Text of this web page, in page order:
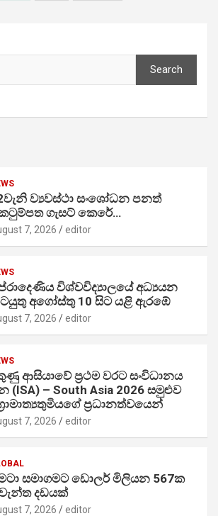
Search
ව්‍යවස්ථා සංශෝධන පනත්
ගැසට් කෙරේ…
7, 2026 editor
විශ්වවිද්‍යාලයේ අධ්‍යයන
අගෝස්තු 10 සිට යළි ඇරඹේ
7, 2026 editor
ආසියාවේ ප්‍රථම වරට සංවිධානය
(ISA) – South Asia 2026 සමුළුව
ප්‍රධානත්වයෙන්
7, 2026 editor
සමාගමට ඩොලර් මිලියන 567ක
දඩයක්
7, 2026 editor